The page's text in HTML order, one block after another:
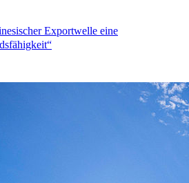
Exportwelle eine